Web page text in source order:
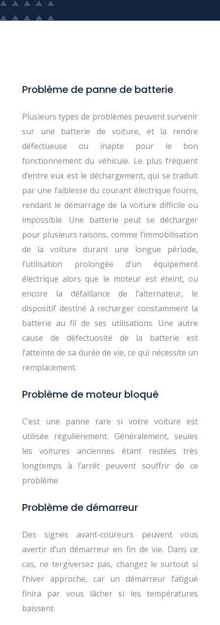
Problème de panne de batterie
Plusieurs types de problèmes peuvent survenir
sur une batterie de voiture, et la rendre
défectueuse ou inapte pour le bon
fonctionnement du véhicule. Le plus fréquent
d’entre eux est le déchargement, qui se traduit
par une faiblesse du courant électrique fourni,
rendant le démarrage de la voiture difficile ou
impossible. Une batterie peut se décharger
pour plusieurs raisons, comme l’immobilisation
de la voiture durant une longue période,
l’utilisation prolongée d’un équipement
électrique alors que le moteur est éteint, ou
encore la défaillance de l’alternateur, le
dispositif destiné à recharger constamment la
batterie au fil de ses utilisations. Une autre
cause de défectuosité de la batterie est
l’atteinte de sa durée de vie, ce qui nécessite un
remplacement.
Problème de moteur bloqué
C’est une panne rare si votre voiture est
utilisée régulièrement. Généralement, seules
les voitures anciennes étant restées très
longtemps à l’arrêt peuvent souffrir de ce
problème.
Problème de démarreur
Des signes avant-coureurs peuvent vous
avertir d’un démarreur en fin de vie. Dans ce
cas, ne tergiversez pas, changez le surtout si
l’hiver approche, car un démarreur fatigué
finira par vous lâcher si les températures
baissent.